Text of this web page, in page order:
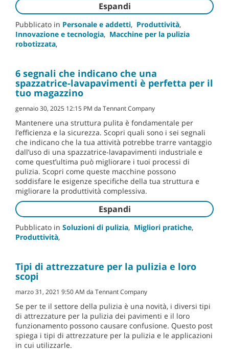
Espandi
Pubblicato in Personale e addetti, Produttività,
Innovazione e tecnologia, Macchine per la pulizia
robotizzata,
6 segnali che indicano che una
spazzatrice-lavapavimenti è perfetta per il
tuo magazzino
gennaio 30, 2025 12:15 PM da Tennant Company
Mantenere una struttura pulita è fondamentale per
l’efficienza e la sicurezza. Scopri quali sono i sei segnali
che indicano che la tua attività potrebbe trarre vantaggio
dall’uso di una spazzatrice-lavapavimenti industriale e
come quest’ultima può migliorare i tuoi processi di
pulizia. Scopri come queste macchine possono
soddisfare le esigenze specifiche della tua struttura e
migliorare la produttività complessiva.
Espandi
Pubblicato in Soluzioni di pulizia, Migliori pratiche,
Produttività,
Tipi di attrezzature per la pulizia e loro
scopi
marzo 31, 2021 9:50 AM da Tennant Company
Se per te il settore della pulizia è una novità, i diversi tipi
di attrezzature per la pulizia dei pavimenti e il loro
funzionamento possono causare confusione. Questo post
spiega i tipi di attrezzature per la pulizia e le applicazioni
in cui utilizzarle.